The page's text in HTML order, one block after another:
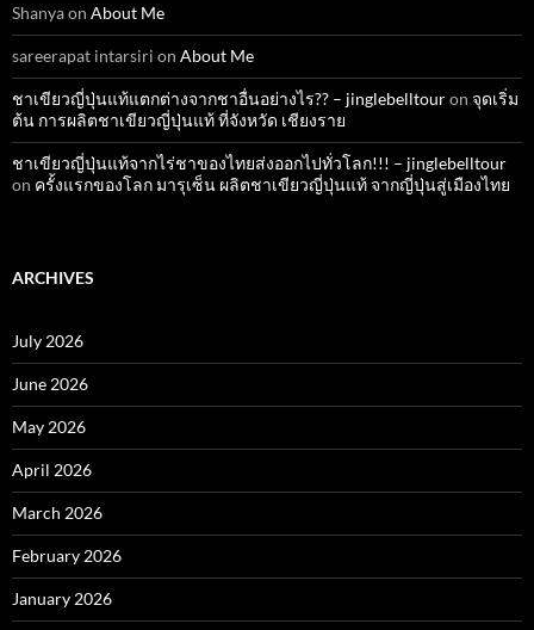
Shanyaon About Me
sareerapat intarsiri on About Me
ชาเขียวญี่ปุ่นแท้แตกต่างจากชาอื่นอย่างไร?? – jinglebelltouron จุดเริ่ม
ต้น การผลิตชาเขียวญี่ปุ่นแท้ ที่จังหวัด เชียงราย
ชาเขียวญี่ปุ่นแท้จากไร่ชาของไทยส่งออกไปทั่วโลก!!! – jinglebelltour
on ครั้งแรกของโลก มารุเซ็น ผลิตชาเขียวญี่ปุ่นแท้ จากญี่ปุ่นสู่เมืองไทย
ARCHIVES
July 2026
June 2026
May 2026
April 2026
March 2026
February 2026
January 2026